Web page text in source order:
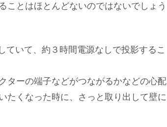
ことはほとんどないのではないでしょう
ていて、約３時間電源なしで投影するこ
ターの端子などがつながるかなどの心配
たくなった時に、さっと取り出して壁に